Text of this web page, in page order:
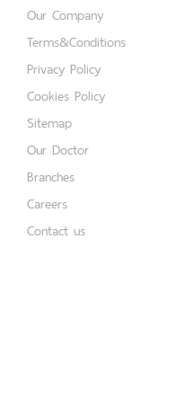
Our Company
Terms&Conditions
Privacy Policy
Cookies Policy
Sitemap
Our Doctor
Branches
Careers
Contact us